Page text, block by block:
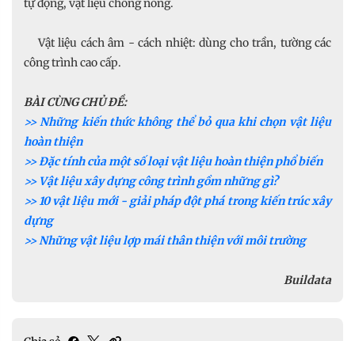
tự động, vật liệu chống nóng.
Vật liệu cách âm - cách nhiệt: dùng cho trần, tường các
công trình cao cấp.
BÀI CÙNG CHỦ ĐỀ:
>> Những kiến thức không thể bỏ qua khi chọn vật liệu
hoàn thiện
>> Đặc tính của một số loại vật liệu hoàn thiện phổ biến
>> Vật liệu xây dựng công trình gồm những gì?
>> 10 vật liệu mới - giải pháp đột phá trong kiến trúc xây
dựng
>> Những vật liệu lợp mái thân thiện với môi trường
Buildata